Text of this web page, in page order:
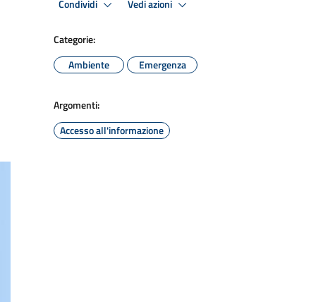
Condividi Vedi azioni
Categorie:
Ambiente
Emergenza
Argomenti:
Accesso all'informazione